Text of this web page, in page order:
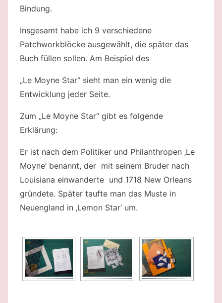
Bindung.
Insgesamt habe ich 9 verschiedene
Patchworkblöcke ausgewählt, die später das
Buch füllen sollen. Am Beispiel des
„Le Moyne Star“ sieht man ein wenig die
Entwicklung jeder Seite.
Zum „Le Moyne Star“ gibt es folgende
Erklärung:
Er ist nach dem Politiker und Philanthropen ‚Le
Moyne‘ benannt, der mit seinem Bruder nach
Louisiana einwanderte und 1718 New Orleans
gründete. Später taufte man das Muste in
Neuengland in ‚Lemon Star‘ um.